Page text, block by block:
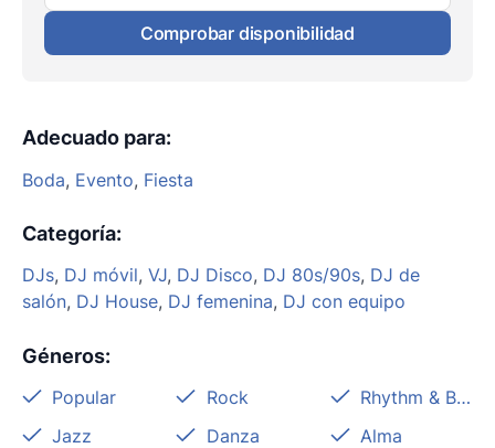
Comprobar disponibilidad
Adecuado para:
Boda, Evento, Fiesta
Categoría:
DJs, DJ móvil, VJ, DJ Disco, DJ 80s/90s, DJ de
salón, DJ House, DJ femenina, DJ con equipo
Géneros:
Popular Rock
Rhythm & Blues
Jazz
Danza
Alma